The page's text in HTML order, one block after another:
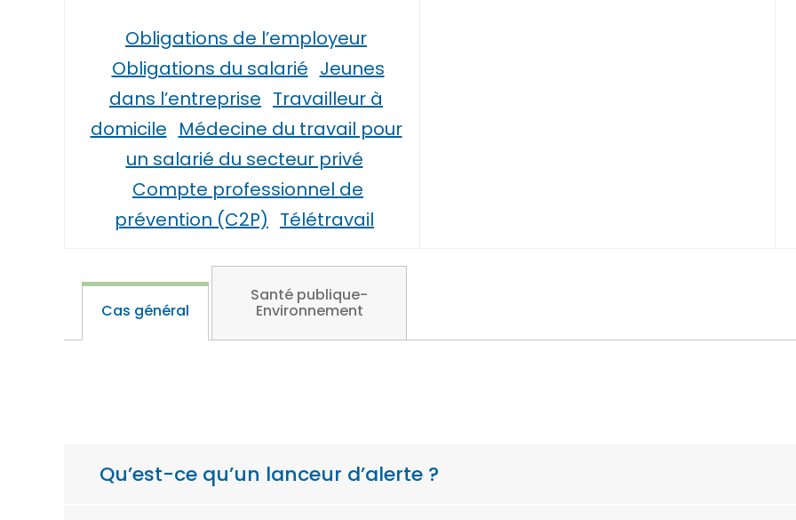
Obligations de l’employeur
Obligations du salarié Jeunes
dans l’entreprise Travailleur à
domicile Médecine du travail pour
un salarié du secteur privé
Compte professionnel de
prévention (C2P) Télétravail
Cas général
Santé publique-
Environnement
Qu’est-ce qu’un lanceur d’alerte ?